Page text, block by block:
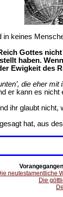
keines
Gottes
haben.
Ewigkeit des
die eher
er kann es
ihr glaubt
hat, aus
neutestamentliche
Die